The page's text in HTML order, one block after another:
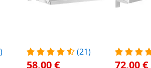
(21)
58,00 € 72,00 €